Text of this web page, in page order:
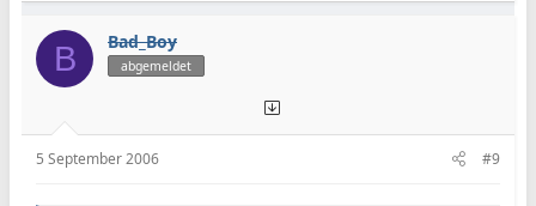
B Bad_Boy
abgemeldet
5 September 2006 #9